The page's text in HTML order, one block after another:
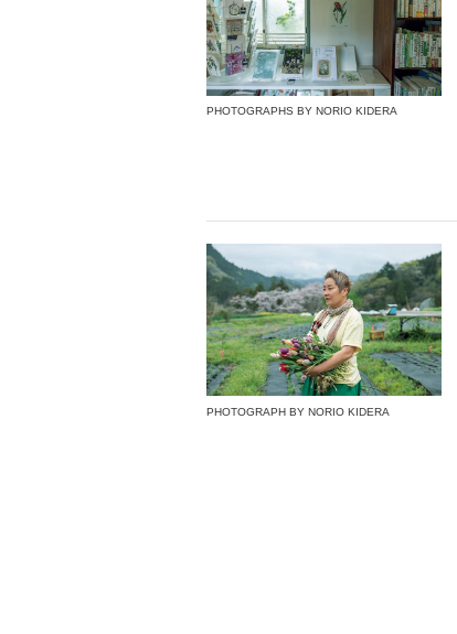
PHOTOGRAPHS BY NORIO KIDERA
PHOTOGRAPH BY NORIO KIDERA